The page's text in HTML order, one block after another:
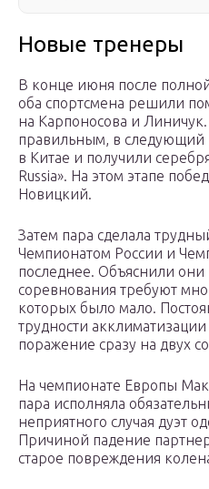
Новые тренеры
В конце июня после
оба спортсмена решили
на Карпоносова и
правильным, в следующий
в Китае и получили
Russia». На этом этапе
Новицкий.
Затем пара сделала
Чемпионатом России и
последнее. Объяснили они
соревнования требуют
которых было мало.
трудности
поражение сразу на двух
На чемпионате Европы
пара исполняла
неприятного случая дуэт
Причиной падение
старое повреждения